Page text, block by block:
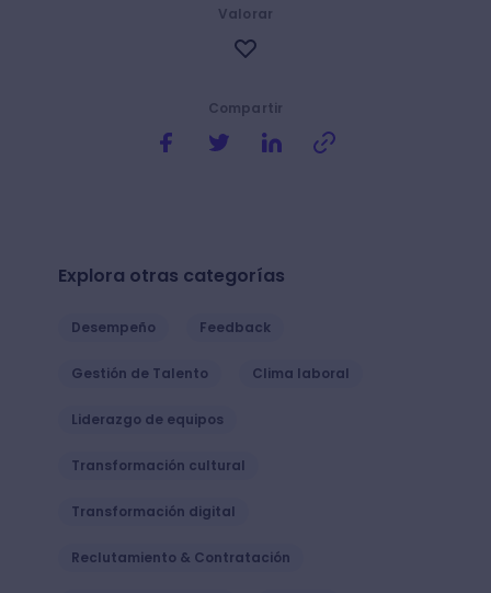
Compartir
Valorar
Explora otras categorías
Desempeño Feedback
Gestión de Talento Clima laboral
Liderazgo de equipos
Transformación cultural
Transformación digital
Reclutamiento & Contratación